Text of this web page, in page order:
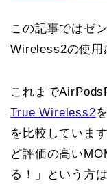
この記事ではゼ
Wireless2の使用
これまで
True Wireless2
を比較していま
ど評価の高い
る！」という方